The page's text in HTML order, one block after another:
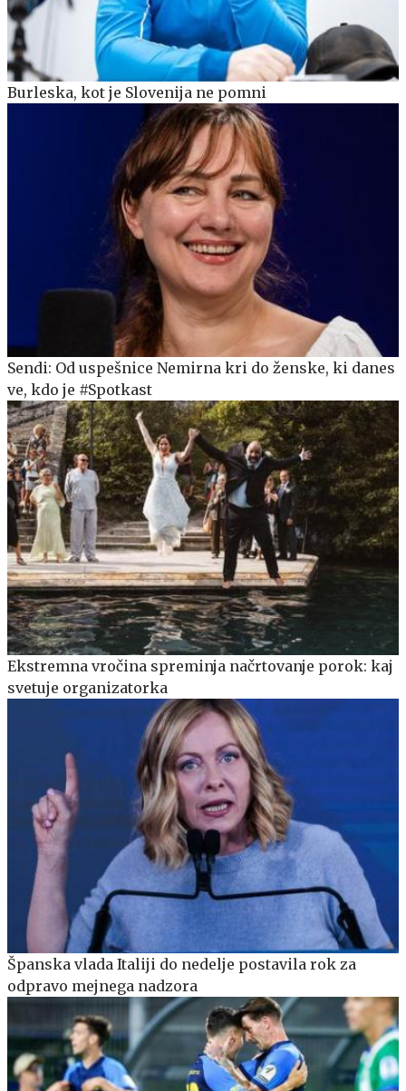
Burleska, kot je Slovenija ne pomni
Sendi: Od uspešnice Nemirna kri do ženske, ki danes
ve, kdo je #Spotkast
Ekstremna vročina spreminja načrtovanje porok: kaj
svetuje organizatorka
Španska vlada Italiji do nedelje postavila rok za
odpravo mejnega nadzora